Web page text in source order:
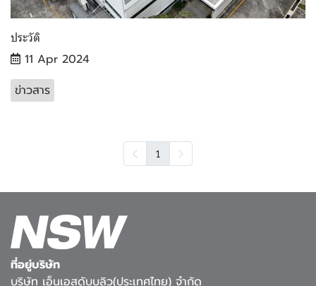
ประวัติ
11 Apr 2024
ข่าวสาร
1
ที่อยู่บริษัท
บริษัท เอ็นเอสดับบลิว(ประเทศไทย) จำกัด